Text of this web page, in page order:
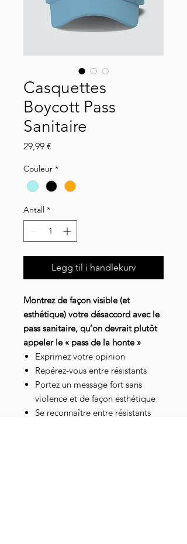
Casquettes
Boycott Pass
Sanitaire
29,99 €
Couleur *
Antall *
Legg til i handlekurv
Montrez de façon visible (et
esthétique) votre désaccord avec le
pass sanitaire, qu’on devrait plutôt
appeler le « pass de la honte »
Exprimez votre opinion
Repérez-vous entre résistants
Portez un message fort sans
violence et de façon esthétique
Se reconnaître entre résistants